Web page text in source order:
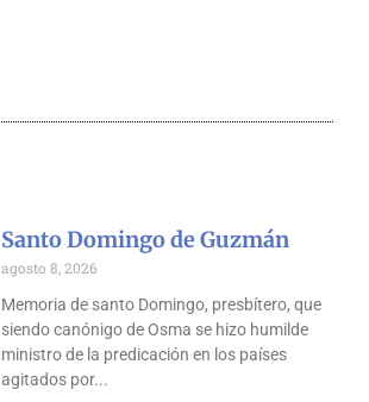
Santo Domingo de Guzmán
agosto 8, 2026
Memoria de santo Domingo, presbítero, que
siendo canónigo de Osma se hizo humilde
ministro de la predicación en los países
agitados por